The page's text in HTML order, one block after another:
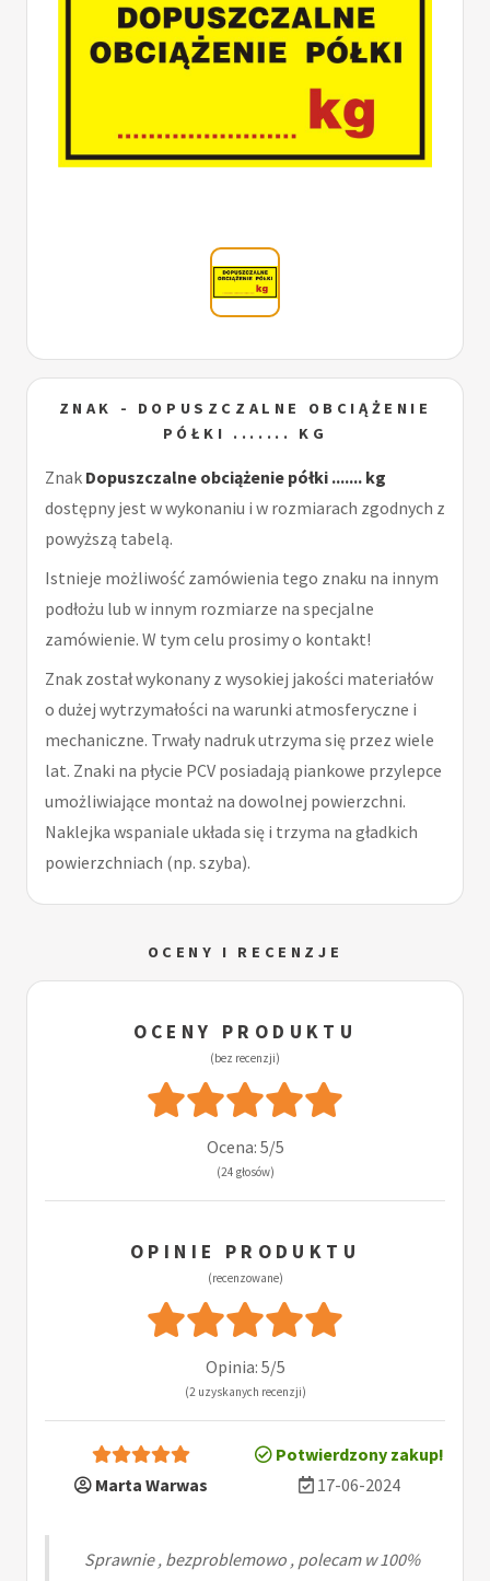
ZNAK - DOPUSZCZALNE OBCIĄŻENIE
PÓŁKI ....... KG
Znak Dopuszczalne obciążenie półki ....... kg
dostępny jest w wykonaniu i w rozmiarach zgodnych z
powyższą tabelą.
Istnieje możliwość zamówienia tego znaku na innym
podłożu lub w innym rozmiarze na specjalne
zamówienie. W tym celu prosimy o kontakt!
Znak został wykonany z wysokiej jakości materiałów
o dużej wytrzymałości na warunki atmosferyczne i
mechaniczne. Trwały nadruk utrzyma się przez wiele
lat. Znaki na płycie PCV posiadają piankowe przylepce
umożliwiające montaż na dowolnej powierzchni.
Naklejka wspaniale układa się i trzyma na gładkich
powierzchniach (np. szyba).
OCENY I RECENZJE
OCENY PRODUKTU
(bez recenzji)
Ocena: 5/5
(24 głosów)
OPINIE PRODUKTU
(recenzowane)
Opinia: 5/5
(2 uzyskanych recenzji)
Potwierdzony zakup!
Marta Warwas
17-06-2024
Sprawnie , bezproblemowo , polecam w 100%